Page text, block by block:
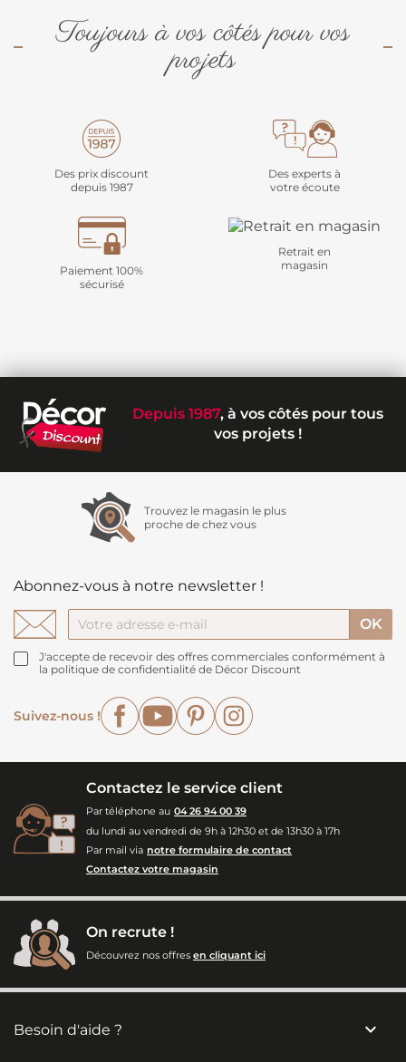
Toujours à vos côtés pour vos
projets
Des prix discount
depuis 1987
Des experts à
votre écoute
Paiement 100%
sécurisé
Retrait en
magasin
Depuis 1987, à vos côtés pour tous
vos projets !
Trouvez le magasin le plus
proche de chez vous
Abonnez-vous à notre newsletter !
J'accepte de recevoir des offres commerciales conformément à
la politique de confidentialité de Décor Discount
Suivez-nous !
FacebookYouTubePinterest
Contactez le service client
Par téléphone au 04 26 94 00 39
du lundi au vendredi de 9h à 12h30 et de 13h30 à 17h
Par mail via notre formulaire de contact
Contactez votre magasin
On recrute !
Découvrez nos offres en cliquant ici
Besoin d'aide ?
